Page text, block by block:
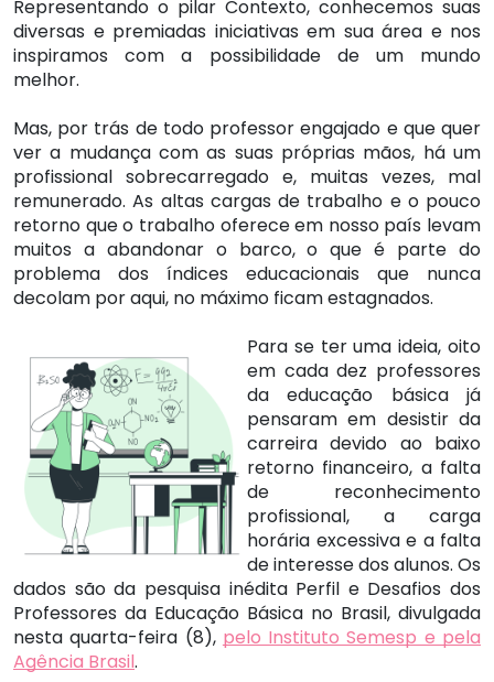
Representando o pilar Contexto, conhecemos suas
diversas e premiadas iniciativas em sua área e nos
inspiramos com a possibilidade de um mundo
melhor.
Mas, por trás de todo professor engajado e que quer
ver a mudança com as suas próprias mãos, há um
profissional sobrecarregado e, muitas vezes, mal
remunerado. As altas cargas de trabalho e o pouco
retorno que o trabalho oferece em nosso país levam
muitos a abandonar o barco, o que é parte do
problema dos índices educacionais que nunca
decolam por aqui, no máximo ficam estagnados.
Para se ter uma ideia, oito
em cada dez professores
da educação básica já
pensaram em desistir da
carreira devido ao baixo
retorno financeiro, a falta
de reconhecimento
profissional, a carga
horária excessiva e a falta
de interesse dos alunos. Os
dados são da pesquisa inédita Perfil e Desafios dos
Professores da Educação Básica no Brasil, divulgada
nesta quarta-feira (8), pelo Instituto Semesp e pela
Agência Brasil.